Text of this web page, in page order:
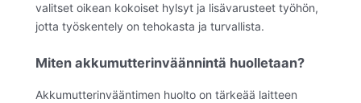
valitset oikean kokoiset hylsyt ja lisävarusteet työhön,
jotta työskentely on tehokasta ja turvallista.
Miten akkumutterinväännintä huolletaan?
Akkumutterinvääntimen huolto on tärkeää laitteen